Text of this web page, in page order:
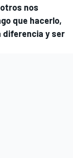
nos
que hacerlo,
diferencia y ser